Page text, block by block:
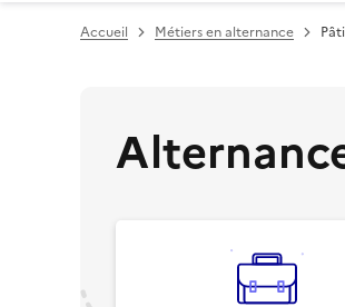
Accueil Métiers en alternance